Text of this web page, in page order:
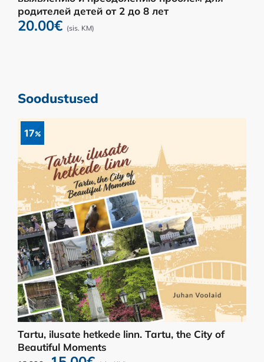
родителей детей от 2 до 8 лет
20.00€ (sis. KM)
Soodustused
17
Tartu, ilusate hetkede linn. Tartu, the City of
Beautiful Moments